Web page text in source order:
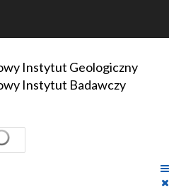
Instytut Geologiczny
Instytut Badawczy